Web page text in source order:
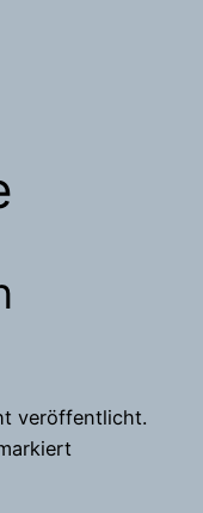
veröffentlicht.